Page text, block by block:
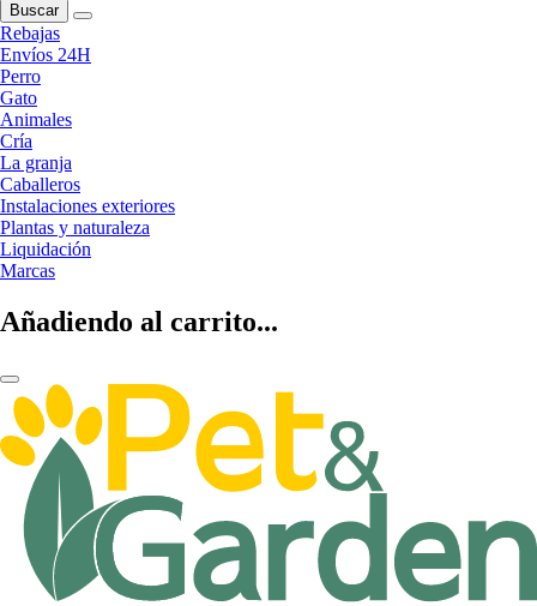
Buscar
Rebajas
Envíos 24H
Perro
Gato
Animales
Cría
La granja
Caballeros
Instalaciones exteriores
Plantas y naturaleza
Liquidación
Marcas
Añadiendo al carrito...